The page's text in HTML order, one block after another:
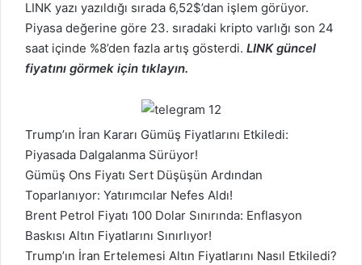
LINK yazı yazıldığı sırada 6,52$’dan işlem görüyor.
Piyasa değerine göre 23. sıradaki kripto varlığı son 24
saat içinde %8’den fazla artış gösterdi. LINK güncel
fiyatını görmek için tıklayın.
Trump’ın İran Kararı Gümüş Fiyatlarını Etkiledi:
Piyasada Dalgalanma Sürüyor!
Gümüş Ons Fiyatı Sert Düşüşün Ardından
Toparlanıyor: Yatırımcılar Nefes Aldı!
Brent Petrol Fiyatı 100 Dolar Sınırında: Enflasyon
Baskısı Altın Fiyatlarını Sınırlıyor!
Trump’ın İran Ertelemesi Altın Fiyatlarını Nasıl Etkiledi?